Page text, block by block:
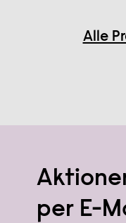
Alle
per E-